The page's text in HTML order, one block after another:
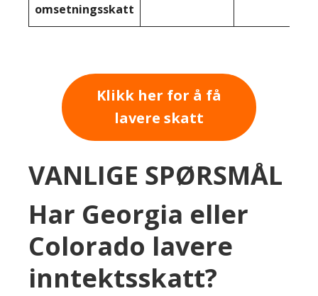
omsetningsskatt
Klikk her for å få
lavere skatt
VANLIGE SPØRSMÅL
Har Georgia eller
Colorado lavere
inntektsskatt?